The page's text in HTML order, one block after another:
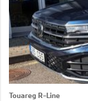
Touareg R-Line